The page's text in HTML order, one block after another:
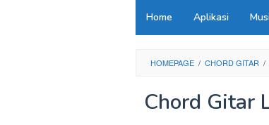
Home Aplikasi
HOMEPAGE / CHORD GITAR /
Chord Gitar